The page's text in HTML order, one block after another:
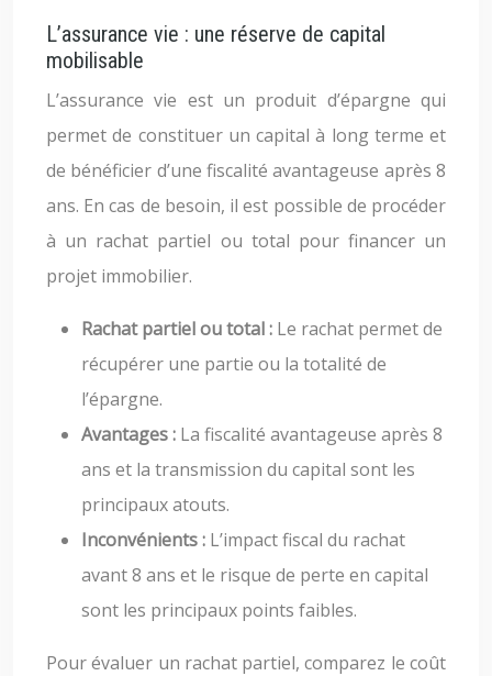
L’assurance vie : une réserve de capital
mobilisable
L’assurance vie est un produit d’épargne qui
permet de constituer un capital à long terme et
de bénéficier d’une fiscalité avantageuse après 8
ans. En cas de besoin, il est possible de procéder
à un rachat partiel ou total pour financer un
projet immobilier.
Rachat partiel ou total : Le rachat permet de
récupérer une partie ou la totalité de
l’épargne.
Avantages : La fiscalité avantageuse après 8
ans et la transmission du capital sont les
principaux atouts.
Inconvénients : L’impact fiscal du rachat
avant 8 ans et le risque de perte en capital
sont les principaux points faibles.
Pour évaluer un rachat partiel, comparez le coût